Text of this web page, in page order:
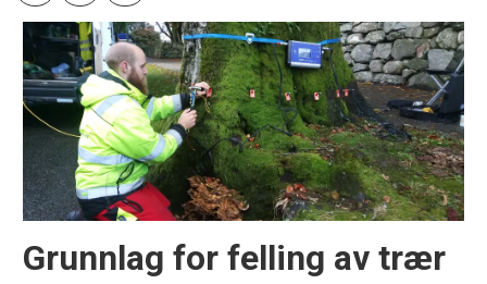
Grunnlag for felling av trær